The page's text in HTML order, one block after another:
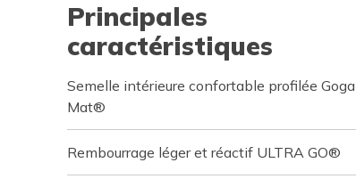
Principales
caractéristiques
Semelle intérieure confortable profilée Goga
Mat®
Rembourrage léger et réactif ULTRA GO®